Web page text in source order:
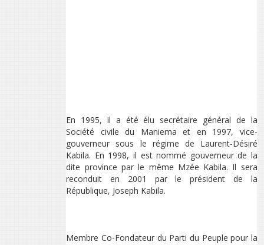
En 1995, il a été élu secrétaire général de la
Société civile du Maniema et en 1997, vice-
gouverneur sous le régime de Laurent-Désiré
Kabila. En 1998, il est nommé gouverneur de la
dite province par le même Mzée Kabila. Il sera
reconduit en 2001 par le président de la
République, Joseph Kabila.
Membre Co-Fondateur du Parti du Peuple pour la